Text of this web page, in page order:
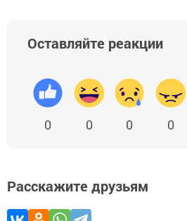
Оставляйте реакции
0 0 0 0
Расскажите друзьям